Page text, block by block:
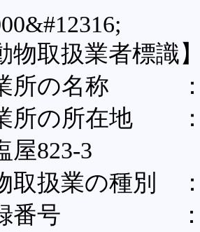
物取扱業者標識
所の名称 ：
所の所在地 ：
屋823-3
取扱業の種別
番号 ：第